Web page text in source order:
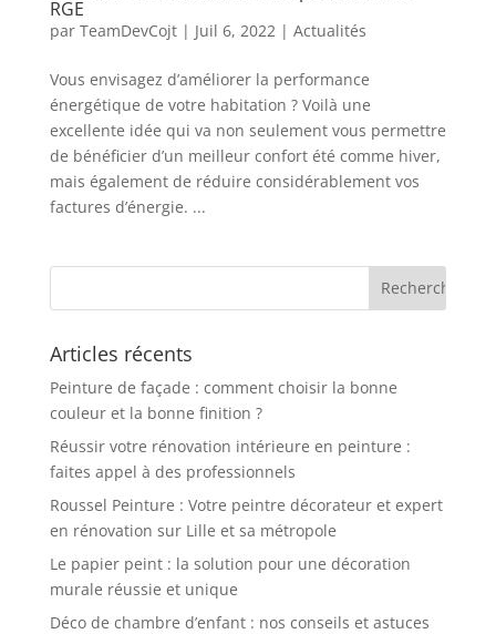
RGE
par TeamDevCojt| Juil 6, 2022 | Actualités
Vous envisagez d’améliorer la performance
énergétique de votre habitation ? Voilà une
excellente idée qui va non seulement vous permettre
de bénéficier d’un meilleur confort été comme hiver,
mais également de réduire considérablement vos
factures d’énergie. ...
Articles récents
Peinture de façade : comment choisir la bonne
couleur et la bonne finition ?
Réussir votre rénovation intérieure en peinture :
faites appel à des professionnels
Roussel Peinture : Votre peintre décorateur et expert
en rénovation sur Lille et sa métropole
Le papier peint : la solution pour une décoration
murale réussie et unique
Déco de chambre d’enfant : nos conseils et astuces